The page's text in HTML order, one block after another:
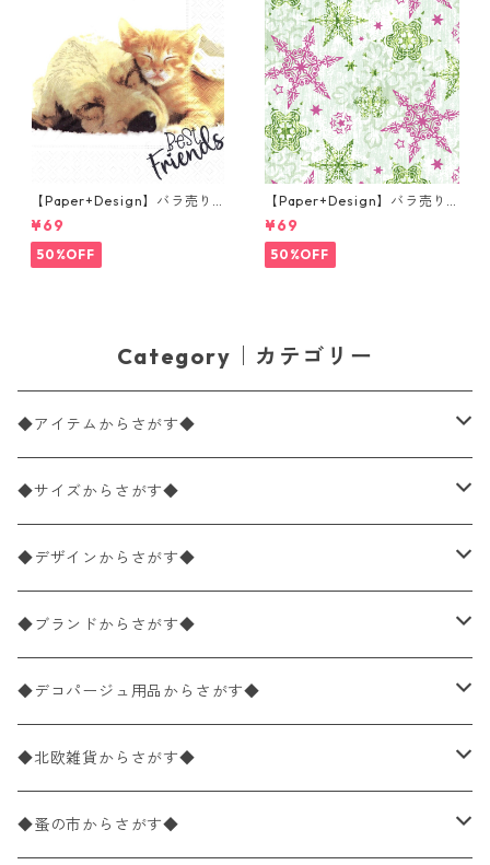
【Paper+Design】バラ売り2
枚 ランチサイズ ペーパーナプ
キン Dog & Cat ホワイト
¥69
50%OFF
【Paper+Design】バラ売り2
枚 ランチサイズ ペーパーナプ
キン DELICATE STARS グリー
ン
¥69
50%OFF
Category｜カテゴリー
◆アイテムからさがす◆
ペーパーナプキン2枚バラ売り
ペーパーナプキン1枚バラ売り
ペーパーナプキン20枚入りパック
ペーパーナプキン10枚入りパック
ライスペーパー
ペーパーリネンナプキン
◆サイズからさがす◆
33×33cm（ランチサイズ）
バラ売り
パック売り
25×25cm（カクテルサイズ）
バラ売り
パック売り
40×40cm（ディナーサイズ）
バラ売り
パック売り
21×21cm（ポケットサイズ）
バラ売り
33cm（ラウンド）
◆デザインからさがす◆
花柄
植物・グリーン柄
動物・鳥・昆虫・蝶柄
海・魚柄
◆ブランドからさがす◆
ドイツ製 IHR/イア
ランチサイズ
カクテルサイズ
ドイツ製 Ambiente/アンビエンテ
ランチサイズ
ドイツ製 Paperproducts Design
◆デコパージュ用品からさがす◆
デコパージュ液
デコパージュ下地
◆北欧雑貨からさがす◆
シリコンモールド
◆蚤の市からさがす◆